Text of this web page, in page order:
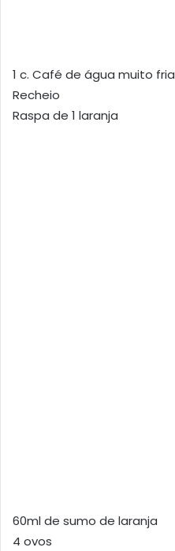
1 c. Café de água muito fria
Recheio
Raspa de 1 laranja
60ml de sumo de laranja
4 ovos